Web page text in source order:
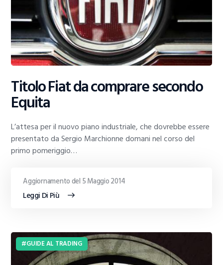
Titolo Fiat da comprare secondo
Equita
L’attesa per il nuovo piano industriale, che dovrebbe essere
presentato da Sergio Marchionne domani nel corso del
primo pomeriggio…
Leggi Di Più
Aggiornamento del 5 Maggio 2014
GUIDE AL TRADING